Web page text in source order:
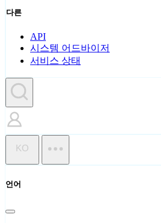
다른
API
시스템 어드바이저
서비스 상태
KO
언어